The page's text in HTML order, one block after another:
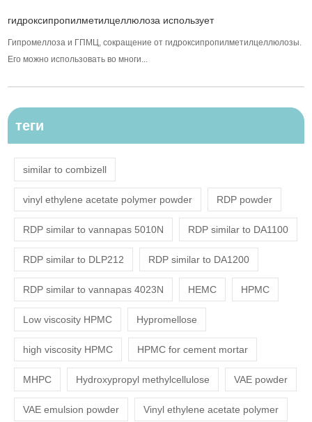
гидроксипропилметилцеллюлоза использует
Гипромеллоза и ГПМЦ, сокращение от гидроксипропилметилцеллюлозы.
Его можно использовать во многи...
теги
similar to combizell
vinyl ethylene acetate polymer powder RDP powder
RDP similar to vannapas 5010N RDP similar to DA1100
RDP similar to DLP212 RDP similar to DA1200
RDP similar to vannapas 4023N HEMC HPMC
Low viscosity HPMC Hypromellose
high viscosity HPMC HPMC for cement mortar
MHPC Hydroxypropyl methylcellulose VAE powder
VAE emulsion powder Vinyl ethylene acetate polymer